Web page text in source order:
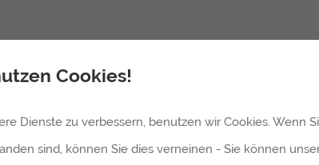
Cookies!
Dienste zu verbessern, benutzen wir Cookies. Wenn
sind, können Sie dies verneinen - Sie können